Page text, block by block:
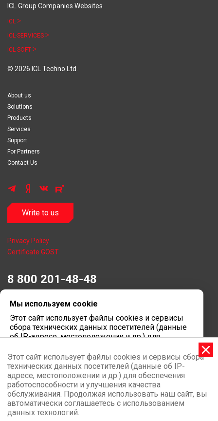
ICL Group Companies Websites
ICL
ICL-SERVICES
ICL-SOFT
© 2026 ICL Techno Ltd.
About us
Solutions
Products
Services
Support
For Partners
Contact Us
Write to us
Privacy Policy
Certificate GOST
8 800 201-48-48
Dorozhnaya St. 42, Usady Stlmt, Laishevskiy District, Republic of
Innopolis Special Economic Zone
Moscow representative office
Computer equipment plant
422624, Republic of Tatarstan, Laishevsky district,
Stolbischenskoye village, Sovetskaya st., building 278
Operating hours:9:00 – 18:00
The site is developed inMark Weber
Этот сайт использует файлы cookies и сервисы сбора
технических данных посетителей (данные об IP-
адресе, местоположении и др.) для обеспечения
работоспособности и улучшения качества
обслуживания. Продолжая использовать наш сайт, вы
автоматически соглашаетесь с использованием
данных технологий.
Мы используем cookie
Этот сайт использует файлы cookies и сервисы
сбора технических данных посетителей (данные
об IP-адресе, местоположении и др.) для
качества обслуживания. Продолжая
использовать наш сайт, вы автоматически
соглашаетесь с использованием данных
технологий.
Принимаю